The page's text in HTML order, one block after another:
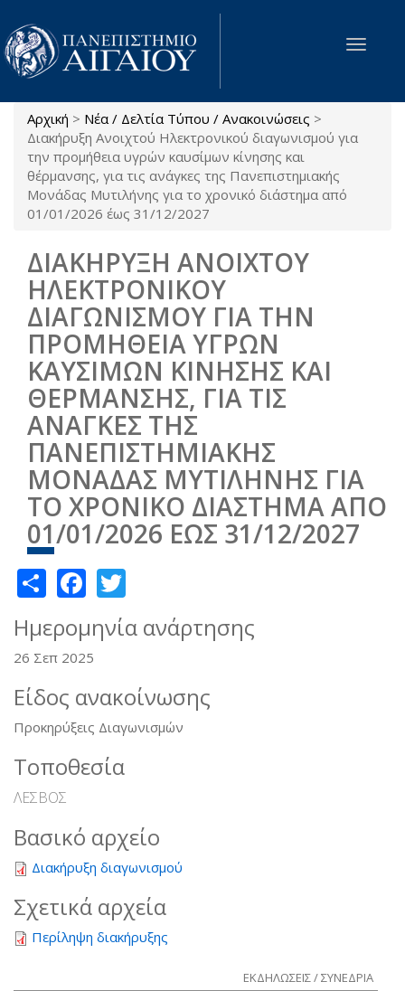
Παράκαμψη προς το κυρίως περιεχόμενο
Toggle
Είστε εδώ
Αρχική > Νέα / Δελτία Τύπου / Ανακοινώσεις >
Διακήρυξη Ανοιχτού Ηλεκτρονικού διαγωνισμού για
την προμήθεια υγρών καυσίμων κίνησης και
θέρμανσης, για τις ανάγκες της Πανεπιστημιακής
Μονάδας Μυτιλήνης για το χρονικό διάστημα από
01/01/2026 έως 31/12/2027
ΔΙΑΚΗΡΥΞΗ ΑΝΟΙΧΤΟΥ
ΗΛΕΚΤΡΟΝΙΚΟΥ
ΔΙΑΓΩΝΙΣΜΟΥ ΓΙΑ ΤΗΝ
ΠΡΟΜΗΘΕΙΑ ΥΓΡΩΝ
ΚΑΥΣΙΜΩΝ ΚΙΝΗΣΗΣ ΚΑΙ
ΘΕΡΜΑΝΣΗΣ, ΓΙΑ ΤΙΣ
ΑΝΑΓΚΕΣ ΤΗΣ
ΠΑΝΕΠΙΣΤΗΜΙΑΚΗΣ
ΜΟΝΑΔΑΣ ΜΥΤΙΛΗΝΗΣ ΓΙΑ
ΤΟ ΧΡΟΝΙΚΟ ΔΙΑΣΤΗΜΑ ΑΠΟ
01/01/2026 ΕΩΣ 31/12/2027
ShareFacebook
Ημερομηνία ανάρτησης
26 Σεπ 2025
Είδος ανακοίνωσης
Προκηρύξεις Διαγωνισμών
Τοποθεσία
ΛΕΣΒΟΣ
Βασικό αρχείο
Διακήρυξη διαγωνισμού
Σχετικά αρχεία
Περίληψη διακήρυξης
ΕΚΔΗΛΩΣΕΙΣ / ΣΥΝΕΔΡΙΑ